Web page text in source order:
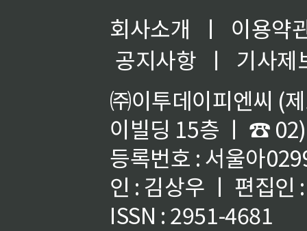
회사소개 ㅣ
이용약
공지사항
ㅣ
기사제
㈜이투데이피엔씨 (
이빌딩 15층 ㅣ ☎
등록번호 : 서울아
인 : 김상우 ㅣ 편집인
ISSN : 2951-4681